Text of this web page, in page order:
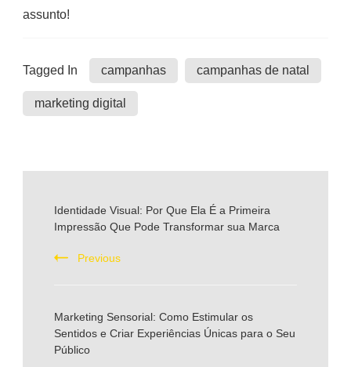
assunto!
Tagged In campanhas campanhas de natal
marketing digital
Navigation
Identidade Visual: Por Que Ela É a Primeira
Impressão Que Pode Transformar sua Marca
Previous
Marketing Sensorial: Como Estimular os
Sentidos e Criar Experiências Únicas para o Seu
Público